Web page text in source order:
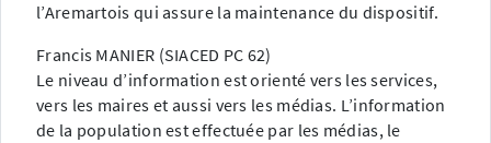
l’Aremartois qui assure la maintenance du dispositif.
Francis MANIER (SIACED PC 62)
Le niveau d’information est orienté vers les services,
vers les maires et aussi vers les médias. L’information
de la population est effectuée par les médias, le